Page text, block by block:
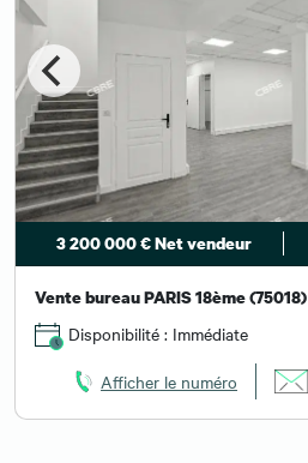
3 200 000 € Net vendeur
Vente bureau PARIS 18ème (75018)
Disponibilité : Immédiate
Afficher le numéro